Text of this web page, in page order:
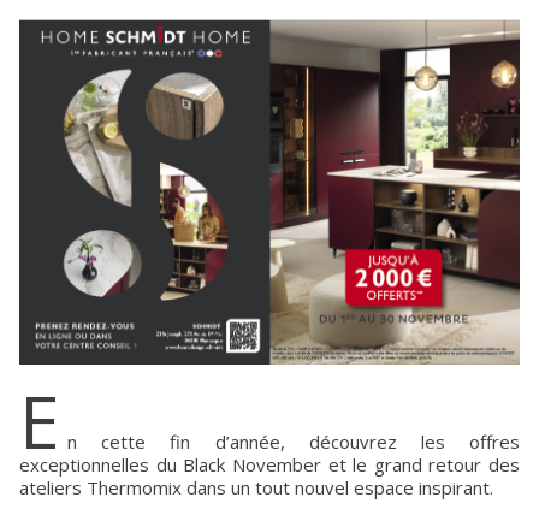
E n cette fin d’année, découvrez les offres
exceptionnelles du Black November et le grand retour des
ateliers Thermomix dans un tout nouvel espace inspirant.